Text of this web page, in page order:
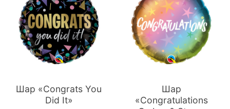
Шар «Congrats You
Did It»
Шар
«Congratulations